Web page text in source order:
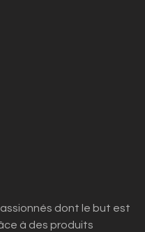
dont le but est
à des produits